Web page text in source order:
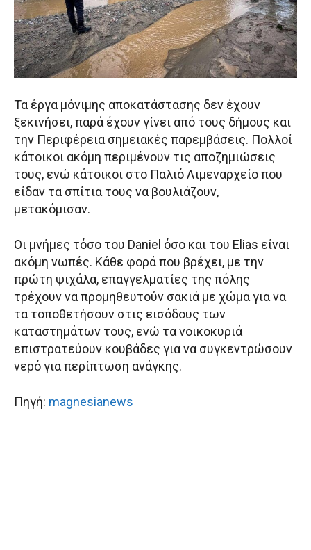
Τα έργα μόνιμης αποκατάστασης δεν έχουν
ξεκινήσει, παρά έχουν γίνει από τους δήμους και
την Περιφέρεια σημειακές παρεμβάσεις. Πολλοί
κάτοικοι ακόμη περιμένουν τις αποζημιώσεις
τους, ενώ κάτοικοι στο Παλιό Λιμεναρχείο που
είδαν τα σπίτια τους να βουλιάζουν,
μετακόμισαν.
Οι μνήμες τόσο του Daniel όσο και του Elias είναι
ακόμη νωπές. Κάθε φορά που βρέχει, με την
πρώτη ψιχάλα, επαγγελματίες της πόλης
τρέχουν να προμηθευτούν σακιά με χώμα για να
τα τοποθετήσουν στις εισόδους των
καταστημάτων τους, ενώ τα νοικοκυριά
επιστρατεύουν κουβάδες για να συγκεντρώσουν
νερό για περίπτωση ανάγκης.
Πηγή: magnesianews